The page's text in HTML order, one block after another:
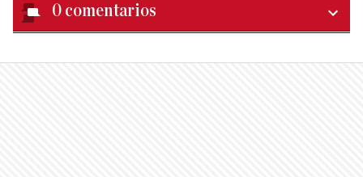
0 comentarios